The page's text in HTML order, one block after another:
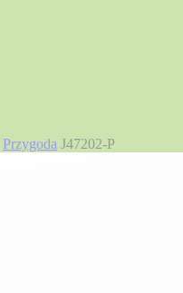
Przygoda J47202-P